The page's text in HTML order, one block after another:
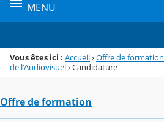
MENU
Vous êtes ici : Accueil›Offre de formation
de l'Audiovisuel›Candidature
Offre de formation